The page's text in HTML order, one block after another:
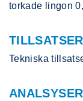
torkade lingon
Tekniska